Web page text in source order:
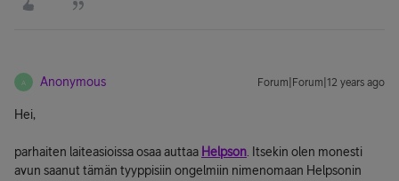
A Anonymous Forum|Forum|12 years ago
Hei,
parhaiten laiteasioissa osaa auttaa Helpson . Itsekin olen monesti
avun saanut tämän tyyppisiin ongelmiin nimenomaan Helpsonin